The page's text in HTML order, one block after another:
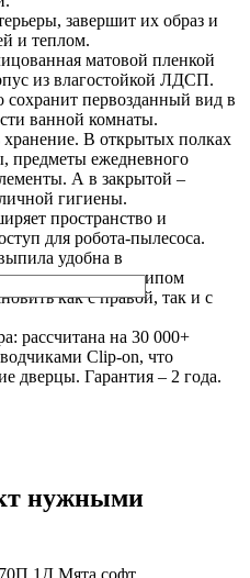
завершит их образ и
и теплом.
матовой пленкой
из влагостойкой ЛДСП.
сохранит первозданный вид в
ванной комнаты.
хранение. В открытых полках
предметы ежедневного
А в закрытой –
гигиены.
пространство и
для робота-пылесоса.
удобна в
универсальным типом
как с правой, так и с
рассчитана на 30 000+
Clip-on, что
дверцы. Гарантия – 2 года.
нужными
1Д Мята софт